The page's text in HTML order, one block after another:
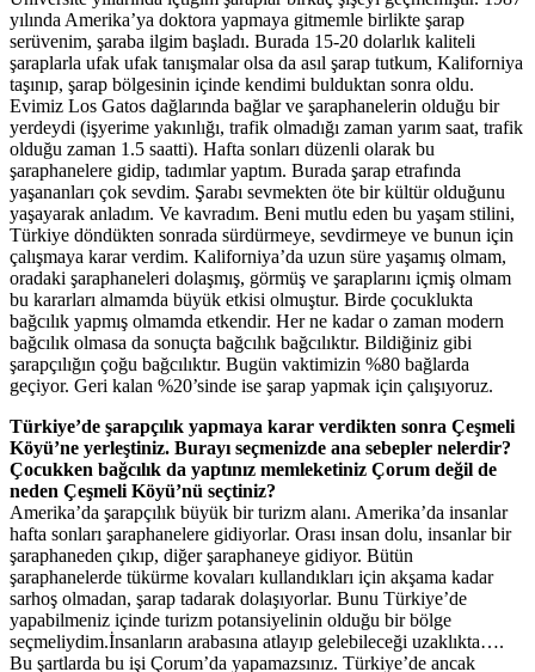
yılında Amerika’ya doktora yapmaya gitmemle birlikte şarap
serüvenim, şaraba ilgim başladı. Burada 15-20 dolarlık kaliteli
şaraplarla ufak ufak tanışmalar olsa da asıl şarap tutkum, Kaliforniya
taşınıp, şarap bölgesinin içinde kendimi bulduktan sonra oldu.
Evimiz Los Gatos dağlarında bağlar ve şaraphanelerin olduğu bir
yerdeydi (işyerime yakınlığı, trafik olmadığı zaman yarım saat, trafik
olduğu zaman 1.5 saatti). Hafta sonları düzenli olarak bu
şaraphanelere gidip, tadımlar yaptım. Burada şarap etrafında
yaşananları çok sevdim. Şarabı sevmekten öte bir kültür olduğunu
yaşayarak anladım. Ve kavradım. Beni mutlu eden bu yaşam stilini,
Türkiye döndükten sonrada sürdürmeye, sevdirmeye ve bunun için
çalışmaya karar verdim. Kaliforniya’da uzun süre yaşamış olmam,
oradaki şaraphaneleri dolaşmış, görmüş ve şaraplarını içmiş olmam
bu kararları almamda büyük etkisi olmuştur. Birde çocuklukta
bağcılık yapmış olmamda etkendir. Her ne kadar o zaman modern
bağcılık olmasa da sonuçta bağcılık bağcılıktır. Bildiğiniz gibi
şarapçılığın çoğu bağcılıktır. Bugün vaktimizin %80 bağlarda
geçiyor. Geri kalan %20’sinde ise şarap yapmak için çalışıyoruz.
Türkiye’de şarapçılık yapmaya karar verdikten sonra Çeşmeli
Köyü’ne yerleştiniz. Burayı seçmenizde ana sebepler nelerdir?
Çocukken bağcılık da yaptınız memleketiniz Çorum değil de
neden Çeşmeli Köyü’nü seçtiniz?
Amerika’da şarapçılık büyük bir turizm alanı. Amerika’da insanlar
hafta sonları şaraphanelere gidiyorlar. Orası insan dolu, insanlar bir
şaraphaneden çıkıp, diğer şaraphaneye gidiyor. Bütün
şaraphanelerde tükürme kovaları kullandıkları için akşama kadar
sarhoş olmadan, şarap tadarak dolaşıyorlar. Bunu Türkiye’de
yapabilmeniz içinde turizm potansiyelinin olduğu bir bölge
seçmeliydim.İnsanların arabasına atlayıp gelebileceği uzaklıkta….
Bu şartlarda bu işi Çorum’da yapamazsınız. Türkiye’de ancak